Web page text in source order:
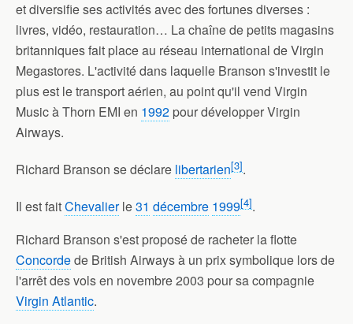
et diversifie ses activités avec des fortunes diverses :
livres, vidéo, restauration… La chaîne de petits magasins
britanniques fait place au réseau international de Virgin
Megastores. L'activité dans laquelle Branson s'investit le
plus est le transport aérien, au point qu'il vend Virgin
Music à Thorn EMI en 1992 pour développer Virgin
Airways.
Richard Branson se déclare libertarien[3].
Il est faitChevalierle31 décembre 1999[4].
Richard Branson s'est proposé de racheter la flotte
Concordede British Airways à un prix symbolique lors de
l'arrêt des vols en novembre 2003 pour sa compagnie
Virgin Atlantic.